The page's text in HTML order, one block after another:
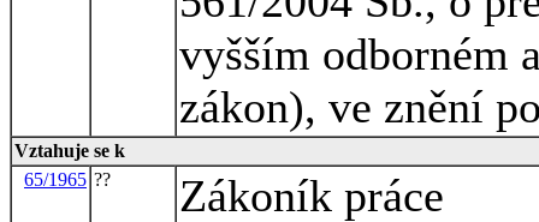
vyšším odborném
zákon), ve znění
Vztahuje se k
65/1965 ?? Zákoník práce